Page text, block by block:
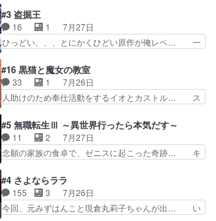
うございました！アリとセイ… ごめん、そういう
話がしたい作品じゃないの… 第４話感想：その口
止め効果あるかな？ミミ…
カノ版ラブライブ！？こういうのは人… 俺、みん
なのレッスン動画をDVDが焼きき… アナウンス
役で出演いたしましたみんなのア… 恋太郎ファミ
リーがガチでアイドルに挑戦！… ギャグギャグし
カノGirlfrien… 『アイドル伝説恋太郎ファミリ
ー』にて「ア… 安木路佐ウル子役で出演いたしま
したクォリ…
#3 盗掘王
16 1
7月27日
ひっどい、、、とにかくひどい原作が俺レベ… 一
美咲さんと言えば幼女！アイマスの市原… 遼河は
目的の為には人命も軽視するタイプの… 4つのス
キルが揃う。広い墓を捜索中、遼河… 村正はそん
なおどろおどろしいエピソードあ… 気持ちよくし
レベのアニメ制作を日本に奪… 予言で正体がバレ
る、もう騙し討ちは出来な… 村正の墓、アニメで
見ると一杯で怖いな。ア…
#16 黒猫と魔女の教室
33 1
7月26日
人助けのため奉仕活動をするイオとカストル… ス
とカストルの共通点は、魔法の制御が出… 椋鳥の
大群て…住民から迷惑がられてない？… キングコ
ングor進撃の巨人牡羊座のアルデ… スピカ・イ
オ・カストルという組み合わせ。… 有り余るパワ
みかたが雑になってきてるな… イキりカストルは
怖がりやったかあスピカな… 鏡の世界への突入と
新たな依頼サブタイトル…
#5 無職転生Ⅲ ～異世界行ったら本気だす～
11 2
7月27日
念願の家族の食卓で、ゼニスに起こった奇跡… キ
ナリーゼの悪魔の囁きwクリフとエリナ… 悪魔の
囁きやめてくださいwおい、1番重要… ゼニスも
感情が出てきてて良い方向に進んで… 第５話を
ABEMAで視聴しました。視聴に… クリフとエリ
#4 さよならララ
155 3
7月26日
今回、元みずはんこと現倉丸莉子ちゃんが出… い